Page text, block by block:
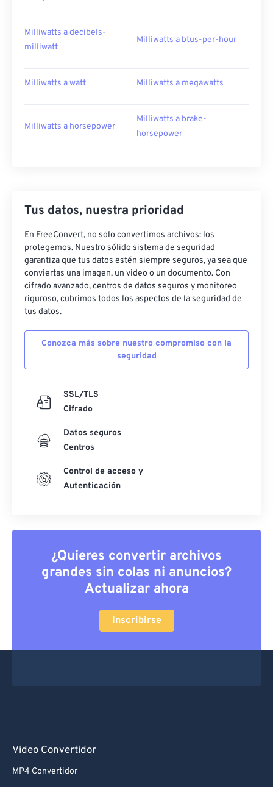
Milliwatts a decibels-
milliwatt
Milliwatts a btus-per-hour
Milliwatts a watt Milliwatts a megawatts
Milliwatts a horsepower
Milliwatts a brake-
horsepower
Tus datos, nuestra prioridad
En FreeConvert, no solo convertimos archivos: los
protegemos. Nuestro sólido sistema de seguridad
garantiza que tus datos estén siempre seguros, ya sea que
conviertas una imagen, un video o un documento. Con
cifrado avanzado, centros de datos seguros y monitoreo
riguroso, cubrimos todos los aspectos de la seguridad de
tus datos.
Conozca más sobre nuestro compromiso con la
seguridad
SSL/TLS
Cifrado
Datos seguros
Centros
Control de acceso y
Autenticación
¿Quieres convertir archivos
grandes sin colas ni anuncios?
Actualizar ahora
Inscribirse
Video Convertidor
MP4 Convertidor